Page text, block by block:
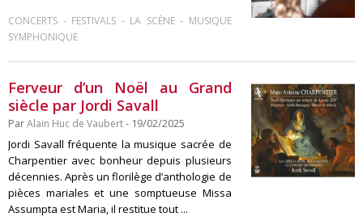
CONCERTS - FESTIVALS - LA SCÈNE- MUSIQUE
SYMPHONIQUE
Ferveur d’un Noël au Grand
siècle par Jordi Savall
ParAlain Huc de Vaubert- 19/02/2025
Jordi Savall fréquente la musique sacrée de
Charpentier avec bonheur depuis plusieurs
décennies. Après un florilège d’anthologie de
pièces mariales et une somptueuse Missa
Assumpta est Maria, il restitue tout ...